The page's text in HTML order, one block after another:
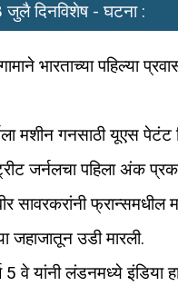
जुलै दिनविशेष - घटना :
भारताच्या पहिल्या
मशीन गनसाठी यूएस पेटंट
जर्नलचा पहिला अंक
सावरकरांनी फ्रान्समधील
जहाजातून उडी मारली.
5 वे यांनी लंडनमध्ये इंडिया